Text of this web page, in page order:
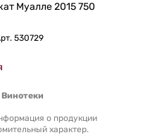
Муалле 2015 750
530729
о продукции
характер.